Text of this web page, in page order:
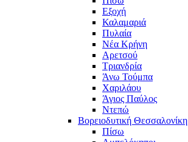
Εξοχή
Καλαμαριά
Πυλαία
Νέα Κρήνη
Αρετσού
Τριανδρία
Άνω Τούμπα
Χαριλάου
Άγιος Παύλος
Ντεπώ
Βορειοδυτική Θεσσαλονίκη
Πίσω